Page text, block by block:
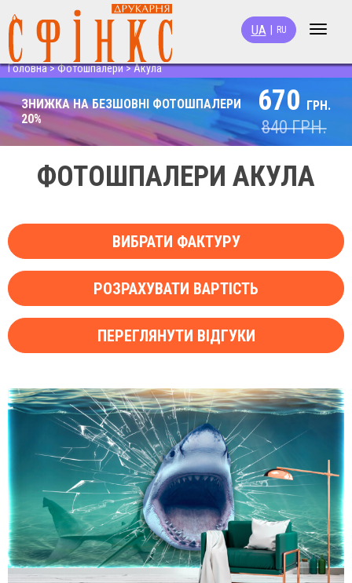
Toggle
UA RU
Головна>Фотошпалери>Акула
ЗНИЖКА НА БЕЗШОВНІ ФОТОШПАЛЕРИ
20%
670 ГРН.
840ГРН.
ФОТОШПАЛЕРИ АКУЛА
ВИБРАТИ ФАКТУРУ
РОЗРАХУВАТИ ВАРТІСТЬ
ПЕРЕГЛЯНУТИ ВІДГУКИ